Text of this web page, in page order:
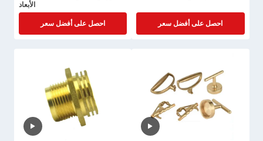
احصل على أفضل سعر
الأبعاد
احصل على أفضل سعر